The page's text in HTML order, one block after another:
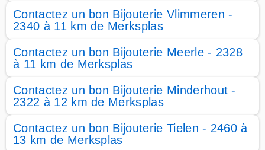
Contactez un bon Bijouterie Vlimmeren -
2340 à 11 km de Merksplas
Contactez un bon Bijouterie Meerle - 2328
à 11 km de Merksplas
Contactez un bon Bijouterie Minderhout -
2322 à 12 km de Merksplas
Contactez un bon Bijouterie Tielen - 2460 à
13 km de Merksplas